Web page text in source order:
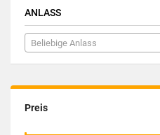
ANLASS
Beliebige Anlass
Preis